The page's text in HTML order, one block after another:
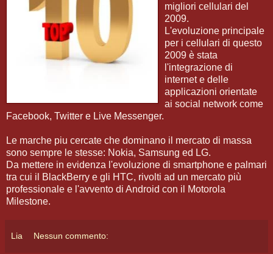
migliori cellulari del
2009.
L'evoluzione principale
per i cellulari di questo
2009 è stata
l'integrazione di
internet e delle
applicazioni orientate
ai social network come
Facebook, Twitter e Live Messenger.
Le marche piu cercate che dominano il mercato di massa
sono sempre le stesse: Nokia, Samsung ed LG.
Da mettere in evidenza l'evoluzione di smartphone e palmari
tra cui il BlackBerry e gli HTC, rivolti ad un mercato più
professionale e l'avvento di Android con il Motorola
Milestone.
Lia Nessun commento: